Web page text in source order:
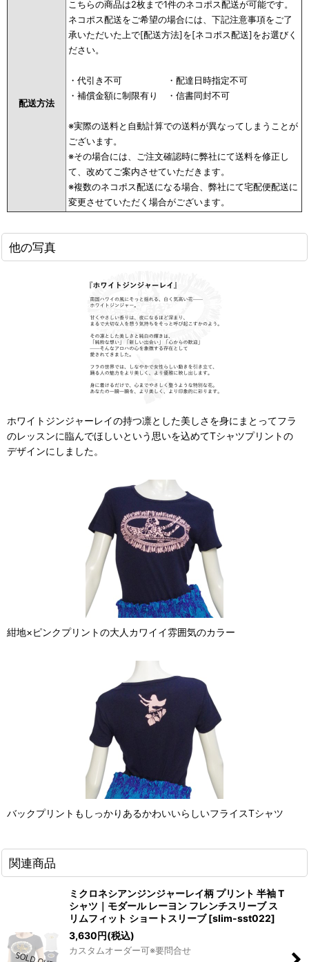
配送方法
こちらの商品は2枚まで1件のネコポス配送が可能です。
ネコポス配送をご希望の場合には、下記注意事項をご了
承いただいた上で[配送方法]を[ネコポス配送]をお選びく
ださい。
・代引き不可 ・配達日時指定不可
・補償金額に制限有り ・信書同封不可
※実際の送料と自動計算での送料が異なってしまうことが
ございます。
※その場合には、ご注文確認時に弊社にて送料を修正し
て、改めてご案内させていただきます。
※複数のネコポス配送になる場合、弊社にて宅配便配送に
変更させていただく場合がございます。
他の写真
ホワイトジンジャーレイの持つ凛とした美しさを身にまとってフラ
のレッスンに臨んでほしいという思いを込めてTシャツプリントの
デザインにしました。
紺地×ピンクプリントの大人カワイイ雰囲気のカラー
バックプリントもしっかりあるかわいいらしいフライスTシャツ
関連商品
ミクロネシアンジンジャーレイ柄 プリント 半袖 T
シャツ｜モダール レーヨン フレンチスリーブ ス
リムフィット ショートスリーブ [slim-sst022]
3,630円(税込)
カスタムオーダー可※要問合せ